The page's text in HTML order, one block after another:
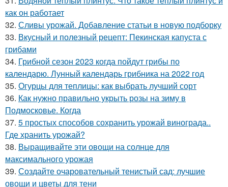
как он работает
32. Сливы урожай. Добавление статьи в новую подборку
33. Вкусный и полезный рецепт: Пекинская капуста с
грибами
34. Грибной сезон 2023 когда пойдут грибы по
календарю. Лунный календарь грибника на 2022 год
35. Огурцы для теплицы: как выбрать лучший сорт
36. Как нужно правильно укрыть розы на зиму в
Подмосковье. Когда
37. 5 простых способов сохранить урожай винограда..
Где хранить урожай?
38. Выращивайте эти овощи на солнце для
максимального урожая
39. Создайте очаровательный тенистый сад: лучшие
овощи и цветы для тени